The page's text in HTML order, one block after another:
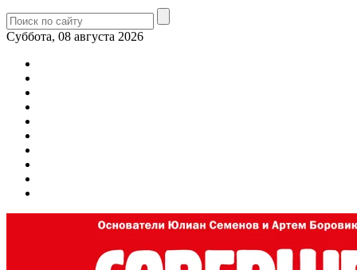
Суббота, 08 августа 2026